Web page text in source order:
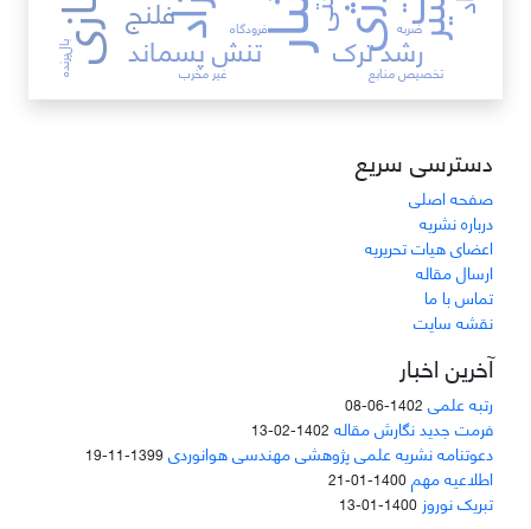
رشد ترک تنش پسماند
فلنج
تخصیص منابع غیر مخرب
فرودگاه
بال‌پرنده
ضربه
دسترسی سریع
صفحه اصلی
درباره نشریه
اعضای هیات تحریریه
ارسال مقاله
تماس با ما
نقشه سایت
آخرین اخبار
رتبه علمی 1402-06-08
فرمت جدید نگارش مقاله 1402-02-13
دعوتنامه نشریه علمی پژوهشی مهندسی هوانوردی1399-11-19
اطلاعیه مهم1400-01-21
تبریک نوروز 1400-01-13